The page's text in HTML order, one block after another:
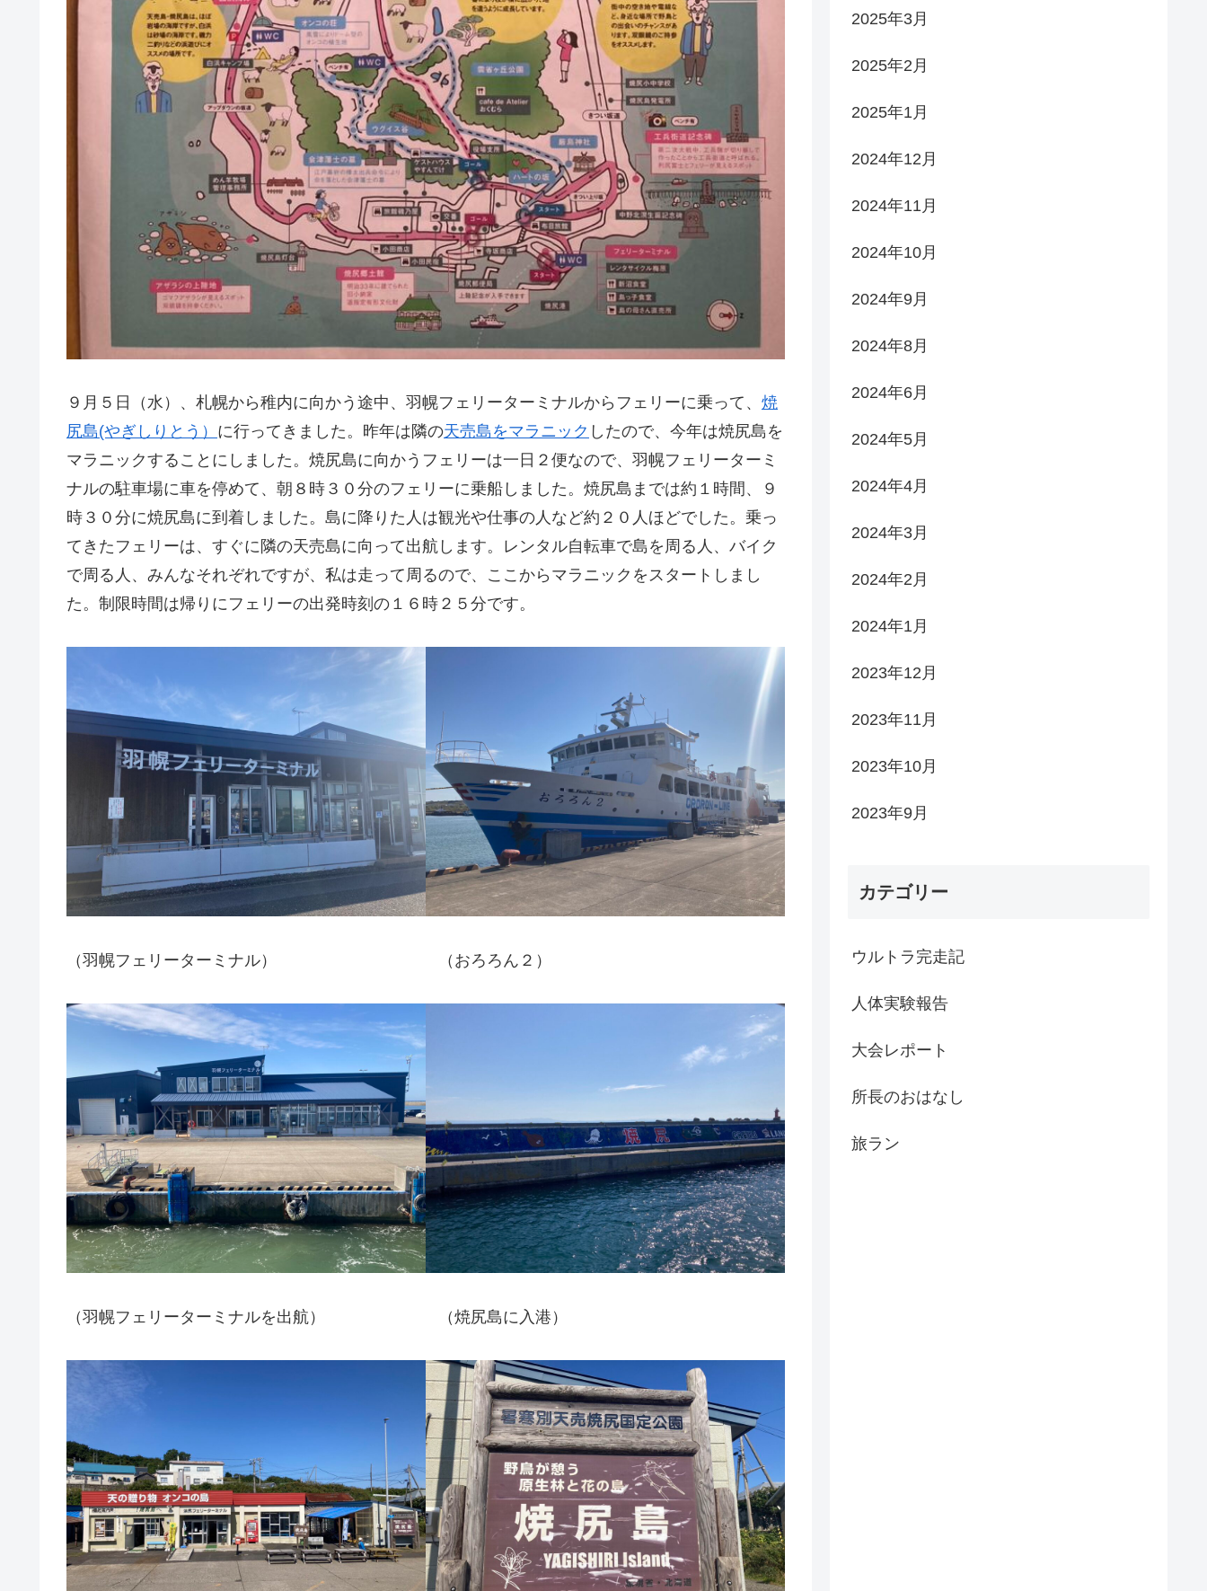
９月５日（水）、札幌から稚内に向かう途中、羽幌フェリーターミナルからフェリーに乗って、 焼
尻島(やぎしりとう） に行ってきました。昨年は隣の天売島をマラニック したので、今年は焼尻島を
マラニックすることにしました。焼尻島に向かうフェリーは一日２便なので、羽幌フェリーターミ
ナルの駐車場に車を停めて、朝８時３０分のフェリーに乗船しました。焼尻島までは約１時間、９
時３０分に焼尻島に到着しました。島に降りた人は観光や仕事の人など約２０人ほどでした。乗っ
てきたフェリーは、すぐに隣の天売島に向って出航します。レンタル自転車で島を周る人、バイク
で周る人、みんなそれぞれですが、私は走って周るので、ここからマラニックをスタートしまし
た。制限時間は帰りにフェリーの出発時刻の１６時２５分です。
（羽幌フェリーターミナル） （おろろん２）
（羽幌フェリーターミナルを出航） （焼尻島に入港）
2025年3月
2025年2月
2025年1月
2024年12月
2024年11月
2024年10月
2024年9月
2024年8月
2024年6月
2024年5月
2024年4月
2024年3月
2024年2月
2024年1月
2023年12月
2023年11月
2023年10月
2023年9月
カテゴリー
ウルトラ完走記
人体実験報告
大会レポート
所長のおはなし
旅ラン